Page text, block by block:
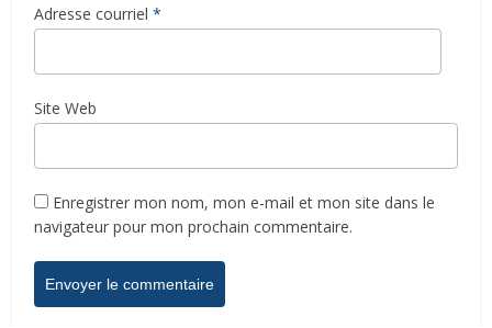
Adresse courriel *
Site Web
Enregistrer mon nom, mon e-mail et mon site dans le
navigateur pour mon prochain commentaire.